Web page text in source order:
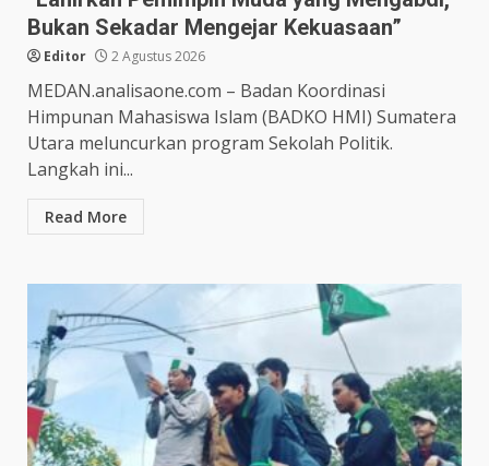
Bukan Sekadar Mengejar Kekuasaan”
Editor 2 Agustus 2026
MEDAN.analisaone.com – Badan Koordinasi
Himpunan Mahasiswa Islam (BADKO HMI) Sumatera
Utara meluncurkan program Sekolah Politik.
Langkah ini...
Read More